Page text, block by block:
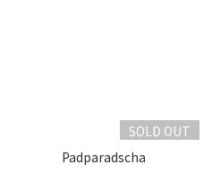
SOLD OUT
Padparadscha